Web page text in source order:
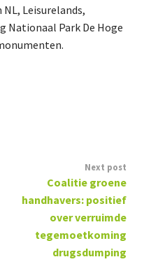
Leisurelands,
Nationaal Park De Hoge
Next post
Coalitie groene
handhavers: positief
over verruimde
tegemoetkoming
drugsdumping